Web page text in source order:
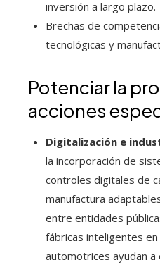
inversión a largo plazo.
Brechas de
tecnológicas y
Potenciar la
acciones
Digitalización e
la incorporación de
controles digitales de
manufactura
entre entidades
fábricas inteligentes
automotrices ayudan a